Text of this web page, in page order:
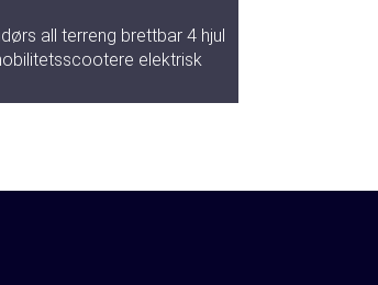
all terreng brettbar 4 hjul
elektrisk